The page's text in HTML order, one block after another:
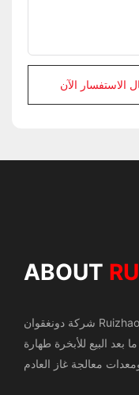
الاستفسار الآن
ABOUT
البيع للأبخرة طهارة